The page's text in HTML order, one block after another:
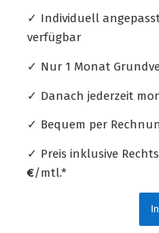
✓ Individuell
verfügbar
✓ Nur 1 Monat
✓ Danach jederzeit
✓ Bequem per
✓ Preis inklusive
€/mtl.*